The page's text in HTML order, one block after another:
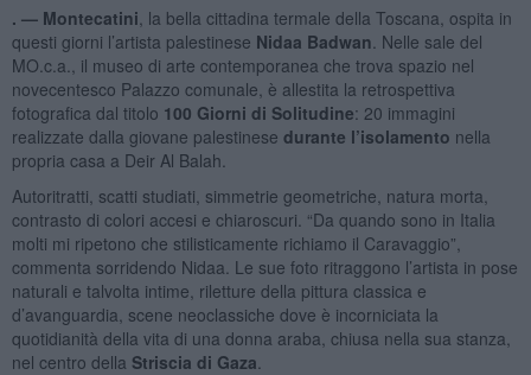
. — Montecatini , la bella cittadina termale della Toscana, ospita in
questi giorni l’artista palestinese Nidaa Badwan . Nelle sale del
MO.c.a., il museo di arte contemporanea che trova spazio nel
novecentesco Palazzo comunale, è allestita la retrospettiva
fotografica dal titolo 100 Giorni di Solitudine: 20 immagini
realizzate dalla giovane palestinese durante l’isolamento nella
propria casa a Deir Al Balah.
Autoritratti, scatti studiati, simmetrie geometriche, natura morta,
contrasto di colori accesi e chiaroscuri. “Da quando sono in Italia
molti mi ripetono che stilisticamente richiamo il Caravaggio”,
commenta sorridendo Nidaa. Le sue foto ritraggono l’artista in pose
naturali e talvolta intime, riletture della pittura classica e
d’avanguardia, scene neoclassiche dove è incorniciata la
quotidianità della vita di una donna araba, chiusa nella sua stanza,
nel centro della Striscia di Gaza